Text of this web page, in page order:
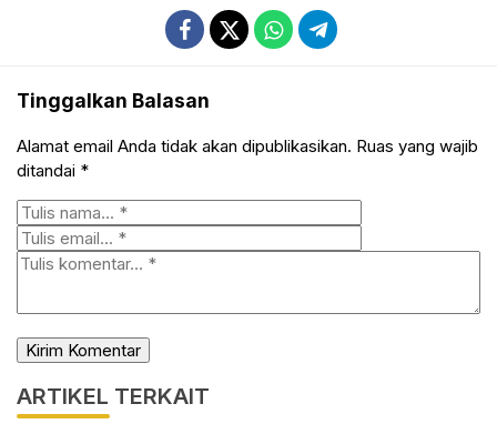
Tinggalkan Balasan
Alamat email Anda tidak akan dipublikasikan. Ruas yang wajib
ditandai *
ARTIKEL TERKAIT